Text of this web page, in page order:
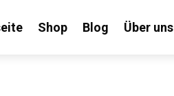
Shop Blog Über uns